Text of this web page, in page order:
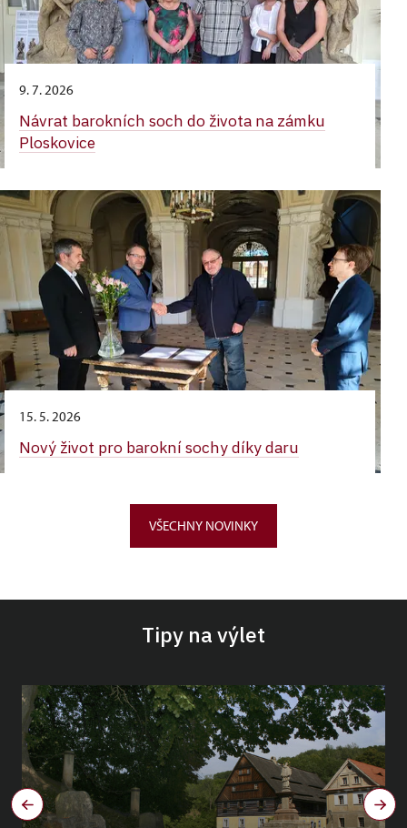
9. 7. 2026
Návrat barokních soch do života na zámku
Ploskovice
15. 5. 2026
Nový život pro barokní sochy díky daru
VŠECHNY NOVINKY
Tipy na výlet